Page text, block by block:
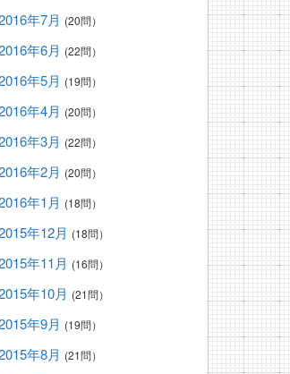
年7月 (20問）
年6月 (22問）
年5月 (19問）
年4月 (20問）
年3月 (22問）
年2月 (20問）
年1月 (18問）
年12月 (18問）
年11月 (16問）
年10月 (21問）
年9月 (19問）
年8月 (21問）